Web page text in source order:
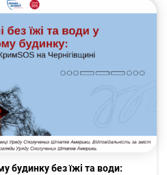
будинку без їжі та води: